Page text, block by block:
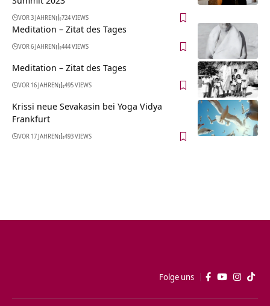
VOR 3 JAHREN 724 VIEWS
Meditation – Zitat des Tages
VOR 6 JAHREN 444 VIEWS
Meditation – Zitat des Tages
VOR 16 JAHREN 495 VIEWS
Krissi neue Sevakasin bei Yoga Vidya
Frankfurt
VOR 17 JAHREN 493 VIEWS
Folge uns